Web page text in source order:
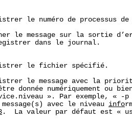
le numéro de processus
le message sur la sortie
dans le journal.
le fichier spécifié.
le message avec la
donnée numériquement ou
». Par exemple, « -
avec le niveau
info
.  La valeur par défaut est «